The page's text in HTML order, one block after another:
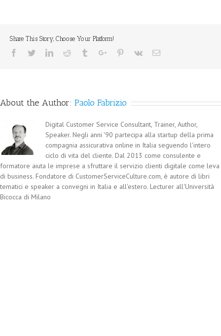
Share This Story, Choose Your Platform!
Facebook
TwitterLinkedinReddit TumblrGoogle+Pinterest
Vk Email
About the Author: Paolo Fabrizio
Digital Customer Service Consultant, Trainer, Author,
Speaker. Negli anni '90 partecipa alla startup della prima
compagnia assicurativa online in Italia seguendo l'intero
ciclo di vita del cliente. Dal 2013 come consulente e
formatore aiuta le imprese a sfruttare il servizio clienti digitale come leva
di business. Fondatore di CustomerServiceCulture.com, è autore di libri
tematici e speaker a convegni in Italia e all'estero. Lecturer all'Università
Bicocca di Milano